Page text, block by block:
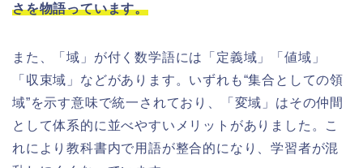
さを物語っています。
また、「域」が付く数学語には「定義域」「値域」
「収束域」などがあります。いずれも“集合としての領
域”を示す意味で統一されており、「変域」はその仲間
として体系的に並べやすいメリットがありました。こ
れにより教科書内で用語が整合的になり、学習者が混